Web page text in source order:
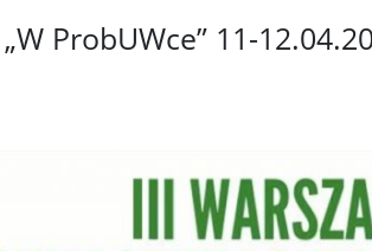
ProbUWce” 11-